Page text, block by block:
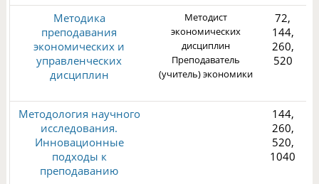
Методика
преподавания
экономических и
управленческих
дисциплин
Методист
экономических
дисциплин
Преподаватель
(учитель) экономики
72,
144,
260,
520
Методология научного
исследования.
Инновационные
подходы к
преподаванию
144,
260,
520,
1040